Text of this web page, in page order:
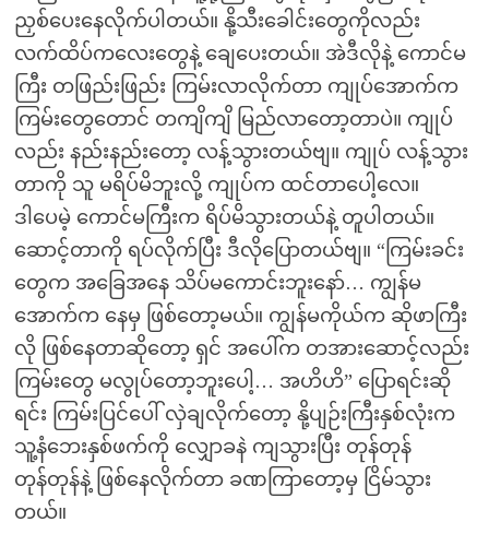
ညှစ်ပေးနေလိုက်ပါတယ်။ နို့သီးခေါင်းတွေကိုလည်း
လက်ထိပ်ကလေးတွေနဲ့ ချေပေးတယ်။ အဲဒီလိုနဲ့ ကောင်မ
ကြီး တဖြည်းဖြည်း ကြမ်းလာလိုက်တာ ကျုပ်အောက်က
ကြမ်းတွေတောင် တကျိကျိ မြည်လာတော့တာပဲ။ ကျုပ်
လည်း နည်းနည်းတော့ လန့်သွားတယ်ဗျ။ ကျုပ် လန့်သွား
တာကို သူ မရိပ်မိဘူးလို့ ကျုပ်က ထင်တာပေါ့လေ။
ဒါပေမဲ့ ကောင်မကြီးက ရိပ်မိသွားတယ်နဲ့ တူပါတယ်။
ဆောင့်တာကို ရပ်လိုက်ပြီး ဒီလိုပြောတယ်ဗျ။ “ကြမ်းခင်း
တွေက အခြေအနေ သိပ်မကောင်းဘူးနော်… ကျွန်မ
အောက်က နေမှ ဖြစ်တော့မယ်။ ကျွန်မကိုယ်က ဆိုဖာကြီး
လို ဖြစ်နေတာဆိုတော့ ရှင် အပေါ်က တအားဆောင့်လည်း
ကြမ်းတွေ မလွုပ်တော့ဘူးပေါ့… အဟိဟိ” ပြောရင်းဆို
ရင်း ကြမ်းပြင်ပေါ် လှဲချလိုက်တော့ နို့ပျဉ်းကြီးနှစ်လုံးက
သူ့နံဘေးနှစ်ဖက်ကို လျှောခနဲ ကျသွားပြီး တုန်တုန်
တုန်တုန်နဲ့ ဖြစ်နေလိုက်တာ ခဏကြာတော့မှ ငြိမ်သွား
တယ်။